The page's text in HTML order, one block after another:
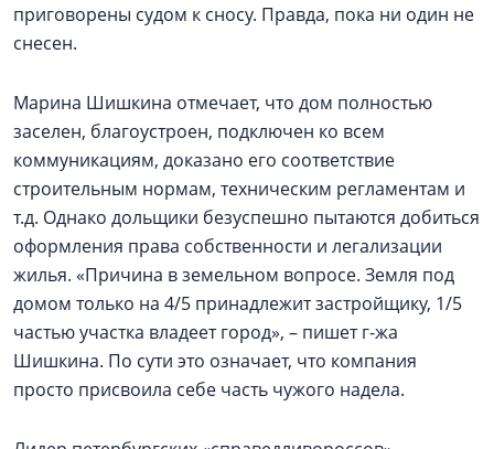
приговорены судом к сносу. Правда, пока ни один не
снесен.
Марина Шишкина отмечает, что дом полностью
заселен, благоустроен, подключен ко всем
коммуникациям, доказано его соответствие
строительным нормам, техническим регламентам и
т.д. Однако дольщики безуспешно пытаются добиться
оформления права собственности и легализации
жилья. «Причина в земельном вопросе. Земля под
домом только на 4/5 принадлежит застройщику, 1/5
частью участка владеет город», – пишет г-жа
Шишкина. По сути это означает, что компания
просто присвоила себе часть чужого надела.